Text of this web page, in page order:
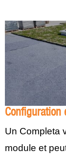
Configuration
Un Completa
module et